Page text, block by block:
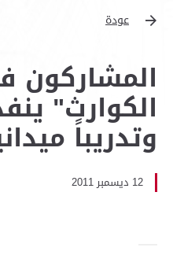
عودة
المشاركون
الكوارث"
وتدريباً
12 ديسمبر 2011